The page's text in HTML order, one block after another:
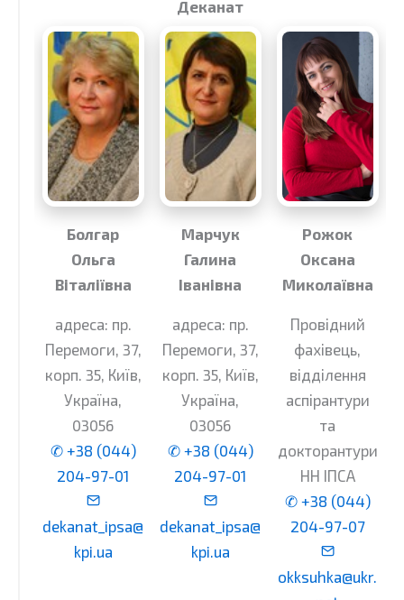
Деканат
Болгар
Ольга
Віталіївна
Марчук
Галина
Іванівна
Рожок
Оксана
Миколаївна
адреса: пр.
Перемоги, 37,
корп. 35, Київ,
Україна,
03056
✆ +38 (044)
204-97-01
dekanat_ipsa@
kpi.ua
адреса: пр.
Перемоги, 37,
корп. 35, Київ,
Україна,
03056
✆ +38 (044)
204-97-01
dekanat_ipsa@
kpi.ua
Провідний
фахівець,
відділення
аспірантури
та
докторантури
НН ІПСА
✆ +38 (044)
204-97-07
okksuhka@ukr.